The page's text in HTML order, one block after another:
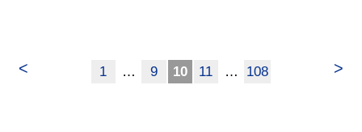
< >
1 … 9 10 11 … 108